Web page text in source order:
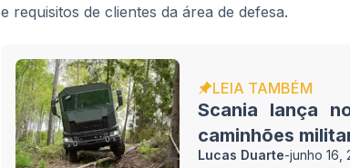
e requisitos de clientes da área de defesa.
LEIA TAMBÉM
Scania lança
caminhões
Lucas Duarte-junho 16,